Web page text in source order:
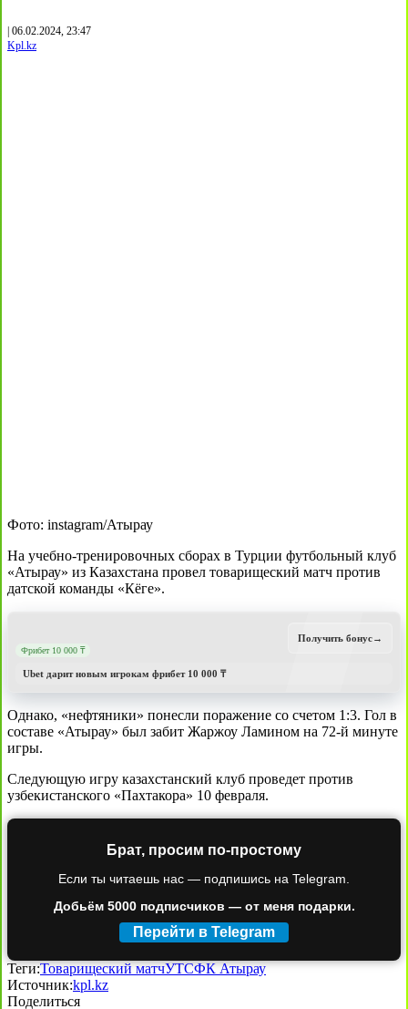
| 06.02.2024, 23:47
Kpl.kz
Фото: instagram/Атырау
На учебно-тренировочных сборах в Турции футбольный клуб
«Атырау» из Казахстана провел товарищеский матч против
датской команды «Кёге».
Фрибет 10 000 ₸
Ubet дарит новым игрокам фрибет 10 000 ₸
Получить бонус→
Однако, «нефтяники» понесли поражение со счетом 1:3. Гол в
составе «Атырау» был забит Жаржоу Ламином на 72-й минуте
игры.
Следующую игру казахстанский клуб проведет против
узбекистанского «Пахтакора» 10 февраля.
Брат, просим по-простому
Если ты читаешь нас — подпишись на Telegram.
Добьём 5000 подписчиков — от меня подарки.
Перейти в Telegram
Теги:Товарищеский матчУТСФК Атырау
Источник:kpl.kz
Поделиться